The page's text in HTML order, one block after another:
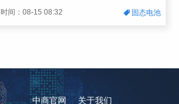
时间：08-15 08:32 固态电池
中商官网 关于我们